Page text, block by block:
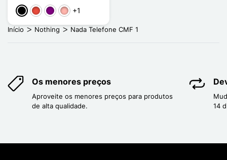
PretoVermelho
PúrpuraOuro rosa
+1
Início Nothing Nada Telefone CMF 1
Os menores preços
Aproveite os menores preços para produtos
de alta qualidade.
14